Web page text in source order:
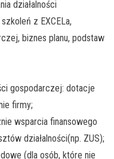
działalności
z EXCELa,
biznes planu, podstaw
gospodarczej: dotacje
firmy;
wsparcia finansowego
działalności(np. ZUS);
(dla osób, które nie